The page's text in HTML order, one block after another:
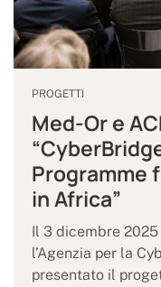
PROGETTI
Med-Or e
Programme
in Africa”
Il 3 dicembre
l’Agenzia per la
presentato il